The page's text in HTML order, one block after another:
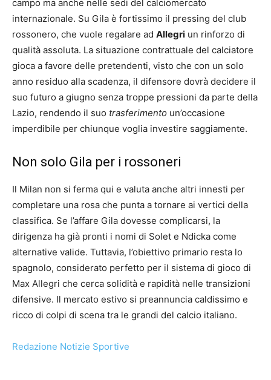
campo ma anche nelle sedi del calciomercato
internazionale. Su Gila è fortissimo il pressing del club
rossonero, che vuole regalare ad Allegri un rinforzo di
qualità assoluta. La situazione contrattuale del calciatore
gioca a favore delle pretendenti, visto che con un solo
anno residuo alla scadenza, il difensore dovrà decidere il
suo futuro a giugno senza troppe pressioni da parte della
Lazio, rendendo il suo trasferimento un’occasione
imperdibile per chiunque voglia investire saggiamente.
Non solo Gila per i rossoneri
Il Milan non si ferma qui e valuta anche altri innesti per
completare una rosa che punta a tornare ai vertici della
classifica. Se l’affare Gila dovesse complicarsi, la
dirigenza ha già pronti i nomi di Solet e Ndicka come
alternative valide. Tuttavia, l’obiettivo primario resta lo
spagnolo, considerato perfetto per il sistema di gioco di
Max Allegri che cerca solidità e rapidità nelle transizioni
difensive. Il mercato estivo si preannuncia caldissimo e
ricco di colpi di scena tra le grandi del calcio italiano.
Redazione Notizie Sportive